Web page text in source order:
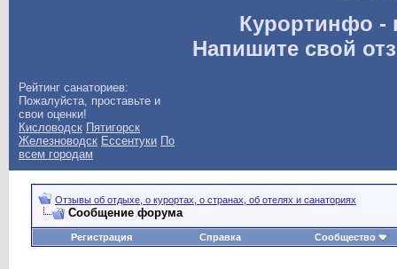
Курортинфо -
Напишите свой
Рейтинг санаториев:
Пожалуйста, проставьте и
свои оценки!
Кисловодск Пятигорск
Железноводск Ессентуки По
всем городам
Отзывы об отдыхе, о курортах, о странах, об отелях и санаториях
Сообщение форума
Регистрация Справка Сообщество